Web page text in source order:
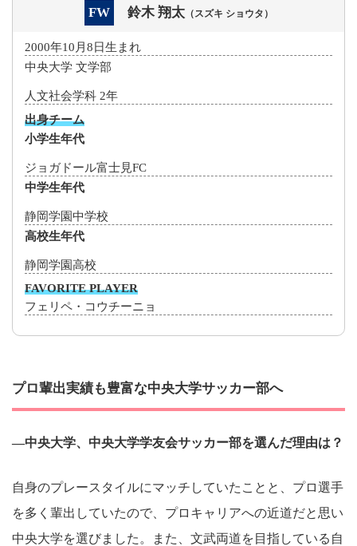
FW 鈴木 翔太 （スズキ ショウタ）
2000年10月8日生まれ
中央大学 文学部
人文社会学科 2年
出身チーム
小学生年代
ジョガドール富士見FC
中学生年代
静岡学園中学校
高校生年代
静岡学園高校
FAVORITE PLAYER
フェリペ・コウチーニョ
プロ輩出実績も豊富な中央大学サッカー部へ
―中央大学、中央大学学友会サッカー部を選んだ理由は？
自身のプレースタイルにマッチしていたことと、プロ選手
を多く輩出していたので、プロキャリアへの近道だと思い
中央大学を選びました。また、文武両道を目指している自